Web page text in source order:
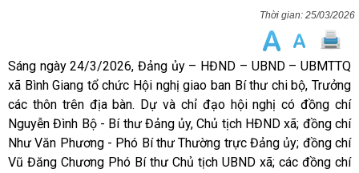
25/03/2026
Sáng ngày 24/3/2026, Đảng ủy – HĐND – UBND – UBMTTQ
xã Bình Giang tổ chức Hội nghị giao ban Bí thư chi bộ, Trưởng
các thôn trên địa bàn. Dự và chỉ đạo hội nghị có đồng chí
Nguyễn Đình Bộ - Bí thư Đảng ủy, Chủ tịch HĐND xã; đồng chí
Như Văn Phương - Phó Bí thư Thường trực Đảng ủy; đồng chí
Vũ Đăng Chương Phó Bí thư Chủ tịch UBND xã; các đồng chí